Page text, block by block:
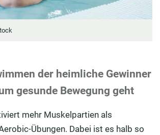
der heimliche Gewinner
gesunde Bewegung geht
mehr Muskelpartien als
Übungen. Dabei ist es halb so